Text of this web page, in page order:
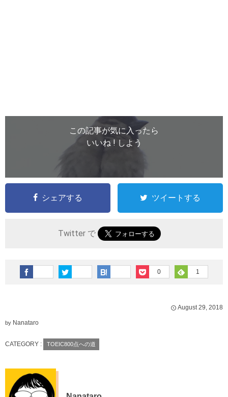
この記事が気に入ったら
いいね ! しよう
シェアする ツイートする
Twitter で
0 1
August 29, 2018
by Nanataro
CATEGORY : TOEIC800点への道